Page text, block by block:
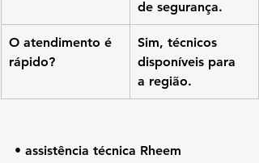
de segurança.
O atendimento é
rápido?
Sim, técnicos
disponíveis para
a região.
• assistência técnica Rheem